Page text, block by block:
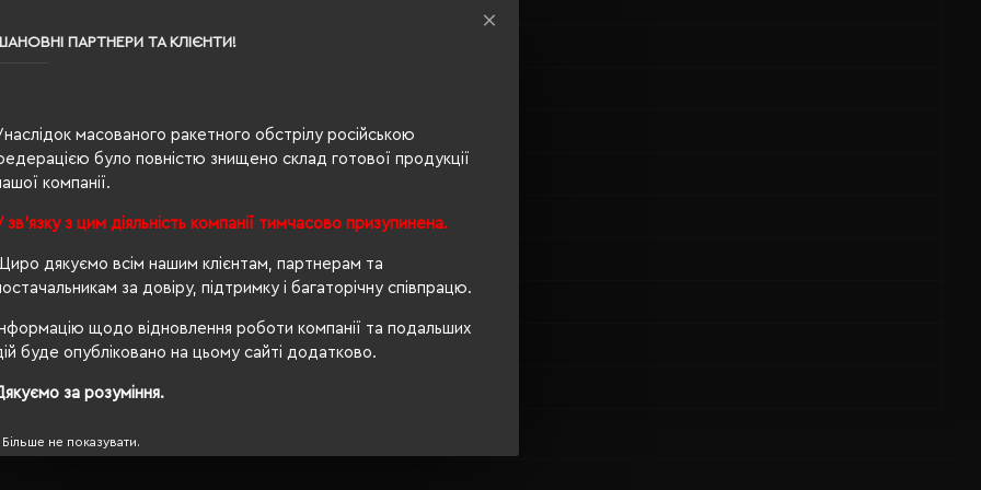
ПАРТНЕРИ ТА КЛІЄНТИ!
масованого ракетного обстрілу російською
було повністю знищено склад готової продукції
компанії.
зв'язку з цим діяльність компанії тимчасово призупинена.
дякуємо всім нашим клієнтам, партнерам та
за довіру, підтримку і багаторічну співпрацю.
щодо відновлення роботи компанії та подальших
буде опубліковано на цьому сайті додатково.
за розуміння.
Більше не показувати.
білий
100% бавовна
жіноча
61/41
170 г/м²
OEKO-TEX® Standard 100, PETA-Approved Vegan